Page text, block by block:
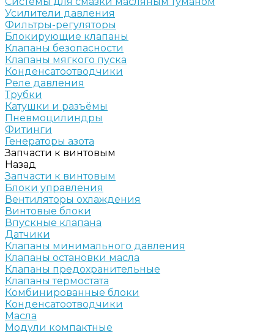
Усилители давления
Фильтры-регуляторы
Блокирующие клапаны
Клапаны безопасности
Клапаны мягкого пуска
Конденсатоотводчики
Реле давления
Трубки
Катушки и разъёмы
Пневмоцилиндры
Фитинги
Генераторы азота
Запчасти к винтовым
Назад
Запчасти к винтовым
Блоки управления
Вентиляторы охлаждения
Винтовые блоки
Впускные клапана
Датчики
Клапаны минимального давления
Клапаны остановки масла
Клапаны предохранительные
Клапаны термостата
Комбинированные блоки
Конденсатоотводчики
Масла
Модули компактные